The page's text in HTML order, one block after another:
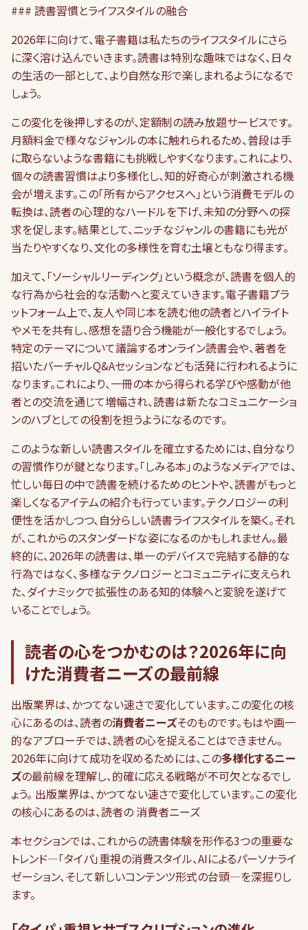
### 読書習慣とライフスタイルの融合
2026年に向けて、電子書籍は私たちのライフスタイルにさら
に深く溶け込んでいきます。読書は特別な趣味ではなく、日々
の生活の一部として、より自然な形で楽しまれるようになるで
しょう。
この変化を後押しするのが、定額制の読み放題サービスです。
月額料金で様々なジャンルの本に触れられるため、普段は手
に取らないような書籍にも挑戦しやすくなります。これにより、
個々の読書習慣はより多様化し、知的好奇心が刺激される機
会が増えます。この「所有からアクセスへ」という消費モデルの
転換は、読者の心理的なハードルを下げ、未知の分野への探
求を促します。結果として、ニッチなジャンルの書籍にも光が
当たりやすくなり、文化の多様性を育む土壌ともなり得ます。
加えて、「ソーシャルリーディング」という概念が、読書を個人的
な行為から社会的な活動へと変えていきます。電子書籍プラ
ットフォーム上で、友人や同じ本を読む他の読者とハイライト
やメモを共有し、感想を語り合う機能が一般化するでしょう。
特定のテーマについて議論するオンライン読書会や、著者を
招いたバーチャルQ&Aセッションなども活発に行われるように
なります。これにより、一冊の本から得られる学びや感動が他
者との交流を通じて増幅され、読書は新たなコミュニケーショ
ンのハブとしての役割を担うようになるのです。
このような新しい読書スタイルを確立するためには、自分なり
の習慣作りが鍵となります。「しみる本」のようなメディアでは、
忙しい毎日の中で読書を続けるためのヒントや、読書がもっと
楽しくなるアイテムの紹介も行っています。テクノロジーの利
便性を活かしつつ、自分らしい読書ライフスタイルを築く。それ
が、これからのスタンダードな姿になるのかもしれません。最
終的に、2026年の読書は、単一のデバイスで完結する静的な
行為ではなく、多様なテクノロジーとコミュニティに支えられ
た、ダイナミックで拡張性のある知的体験へと変貌を遂げて
いることでしょう。
読者の心をつかむのは？2026年に向
けた消費者ニーズの最前線
出版業界は、かつてない速さで変化しています。この変化の核
心にあるのは、読者の消費者ニーズそのものです。もはや画一
的なアプローチでは、読者の心を捉えることはできません。
2026年に向けて成功を収めるためには、この多様化するニー
ズの最前線を理解し、的確に応える戦略が不可欠となるでし
ょう。 出版業界は、かつてない速さで変化しています。この変化
の核心にあるのは、読者の 消費者ニーズ
本セクションでは、これからの読書体験を形作る3つの重要な
トレンド—「タイパ」重視の消費スタイル、AIによるパーソナライ
ゼーション、そして新しいコンテンツ形式の台頭—を深掘りし
ます。